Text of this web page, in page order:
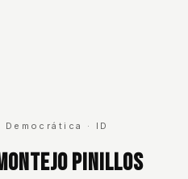
· ID
Pinillos